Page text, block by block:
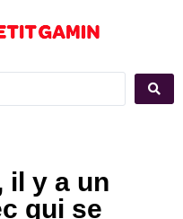
il y a un
qui se